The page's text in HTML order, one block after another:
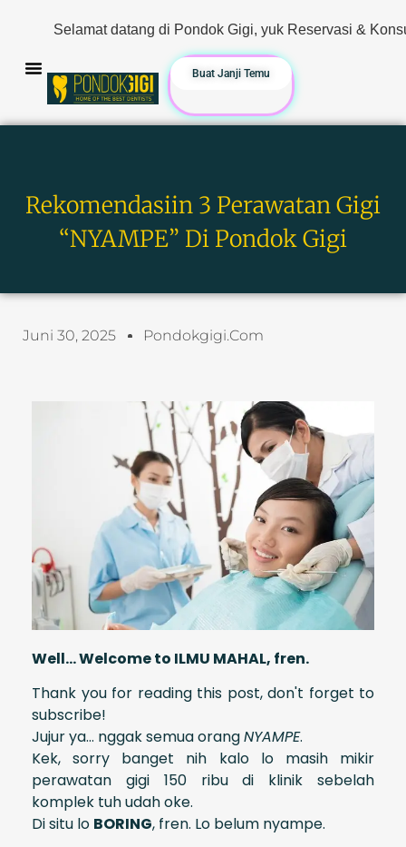
di Pondok Gigi, yuk Reservasi & Konsultasi sekarang.
Buat Janji Temu
Rekomendasiin 3 Perawatan Gigi
“NYAMPE” Di Pondok Gigi
Juni 30, 2025 Pondokgigi.com
Well… Welcome to ILMU MAHAL, fren.
Thank you for reading this post, don't forget to
subscribe!
Jujur ya… nggak semua orangNYAMPE.
Kek, sorry banget nih kalo lo masih mikir
perawatan gigi 150 ribu di klinik sebelah
komplek tuh udah oke.
Di situ lo BORING, fren. Lo belum nyampe.